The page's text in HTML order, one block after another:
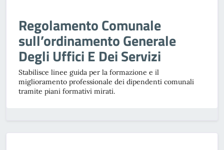
Regolamento Comunale
sull’ordinamento Generale
Degli Uffici E Dei Servizi
Stabilisce linee guida per la formazione e il
miglioramento professionale dei dipendenti comunali
tramite piani formativi mirati.